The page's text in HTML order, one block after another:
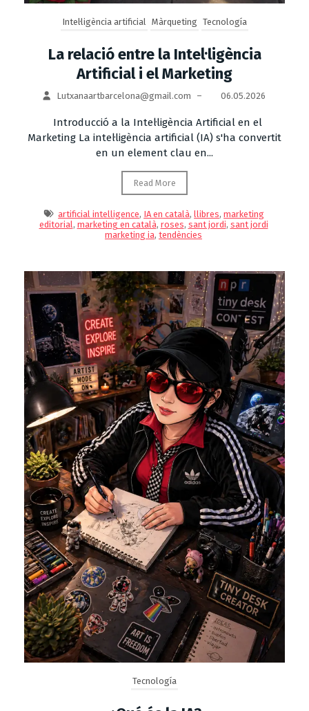
Intel·ligència artificial Màrqueting Tecnología
La relació entre la Intel·ligència
Artificial i el Marketing
Lutxanaartbarcelona@gmail.com – 06.05.2026
Introducció a la Intel·ligència Artificial en el
Marketing La intel·ligència artificial (IA) s'ha convertit
en un element clau en...
Read More
artificial intelligence, IA en català,llibres,marketing
editorial , marketing en català, roses, sant jordi, sant jordi
marketing ia, tendències
Tecnología